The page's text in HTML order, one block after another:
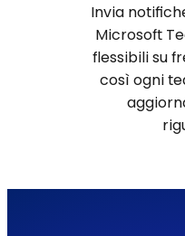
Invia
Microsoft
flessibili su
così ogni